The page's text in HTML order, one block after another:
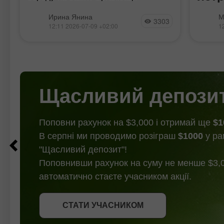
(НАТО) значно посилив свою
риторику на адресу Ірану, про що
Ирина Янина
12:11 2026-07-09 +02:00 3303
ФРС
заяви
СТАТИ УЧАСНИКОМ
Щасливий
Поповни рахунок на $3,000 і отримай ще
В серпні ми проводимо розіграш $1000 у
"Щасливий депозит"!
Поповнивши рахунок на суму не менше
автоматично стаєте учасником акції.
СТАТИ УЧАСНИКОМ
ОТРИМАТИ БОНУС